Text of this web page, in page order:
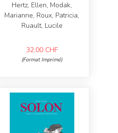
Hertz, Ellen, Modak,
Marianne, Roux, Patricia,
Ruault, Lucile
32,00 CHF
(Format Imprimé)